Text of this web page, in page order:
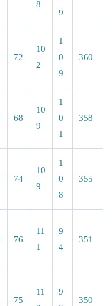
8
9
72
10
2
1
0
9
360
68
10
9
1
0
1
358
74
10
9
1
0
8
355
76
11
1
9
4
351
75
11
9
350